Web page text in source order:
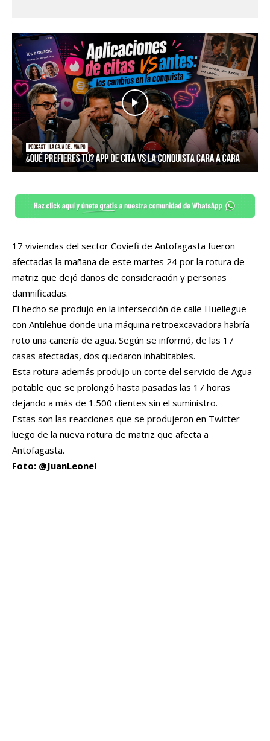
17 viviendas del sector Coviefi de Antofagasta fueron
afectadas la mañana de este martes 24 por la rotura de
matriz que dejó daños de consideración y personas
damnificadas.
El hecho se produjo en la intersección de calle Huellegue
con Antilehue donde una máquina retroexcavadora habría
roto una cañería de agua. Según se informó, de las 17
casas afectadas, dos quedaron inhabitables.
Esta rotura además produjo un corte del servicio de Agua
potable que se prolongó hasta pasadas las 17 horas
dejando a más de 1.500 clientes sin el suministro.
Estas son las reacciones que se produjeron en Twitter
luego de la nueva rotura de matriz que afecta a
Antofagasta.
Foto: @JuanLeonel